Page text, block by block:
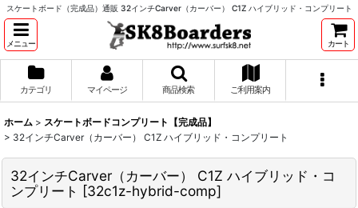
スケートボード（完成品）通販 32インチCarver（カーバー） C1Z ハイブリッド・コンプリート
メニュー カート
カテゴリ マイページ 商品検索 ご利用案内
ホーム > スケートボードコンプリート【完成品】
> 32インチCarver（カーバー） C1Z ハイブリッド・コンプリート
32インチCarver（カーバー） C1Z ハイブリッド・コ
ンプリート [32c1z-hybrid-comp]